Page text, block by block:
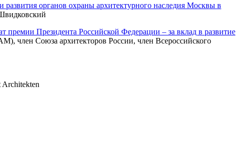
развития органов охраны архитектурного наследия Москвы в
премии Президента Российской Федерации – за вклад в развитие
член Союза архитекторов России, член Всероссийского